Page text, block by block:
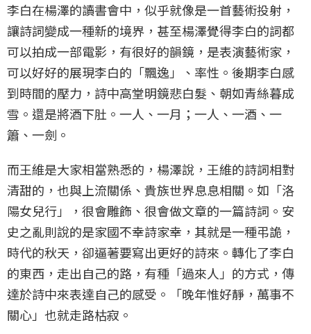
李白在楊澤的讀書會中，似乎就像是一首藝術投射，
讓詩詞變成一種新的境界，甚至楊澤覺得李白的詞都
可以拍成一部電影，有很好的韻鏡，是表演藝術家，
可以好好的展現李白的「飄逸」、率性。後期李白感
到時間的壓力，詩中高堂明鏡悲白髮、朝如青絲暮成
雪。還是將酒下肚。一人、一月；一人、一酒、一
簫、一劍。
而王維是大家相當熟悉的，楊澤說，王維的詩詞相對
清甜的，也與上流關係、貴族世界息息相關。如「洛
陽女兒行」，很會雕飾、很會做文章的一篇詩詞。安
史之亂則說的是家國不幸詩家幸，其就是一種弔詭，
時代的秋天，卻逼著要寫出更好的詩來。轉化了李白
的東西，走出自己的路，有種「過來人」的方式，傳
達於詩中來表達自己的感受。「晚年惟好靜，萬事不
關心」也就走路枯寂。